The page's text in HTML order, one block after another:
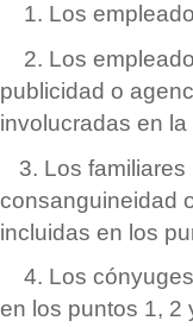
1. Los
2. Los
publicidad o
involucradas en la
3. Los
consanguineidad
incluidas en los
4. Los
en los puntos 1, 2